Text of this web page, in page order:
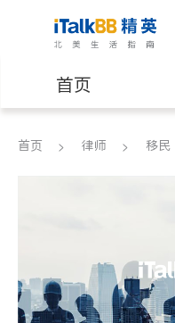
首页
医生
养老
首页 律师 移民